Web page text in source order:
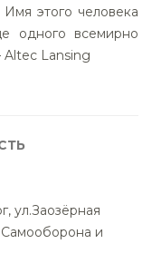
этого человека
одного всемирно
Altec Lansing
ул.Заозёрная
Самооборона и